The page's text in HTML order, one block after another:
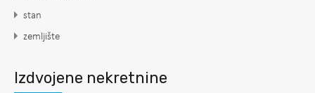
stan
zemljište
Izdvojene nekretnine